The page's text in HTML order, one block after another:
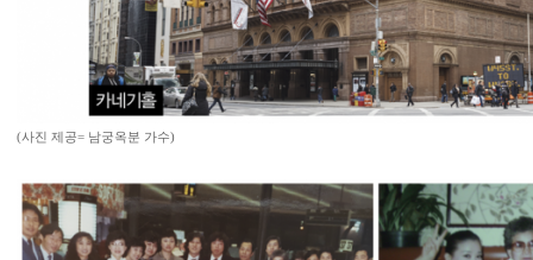
(사진 제공= 남궁옥분 가수)